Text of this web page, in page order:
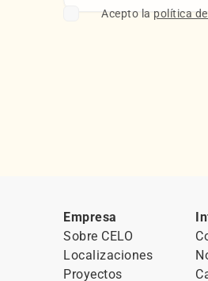
Acepto la política
Empresa
Sobre CELO
Localizaciones
Proyectos